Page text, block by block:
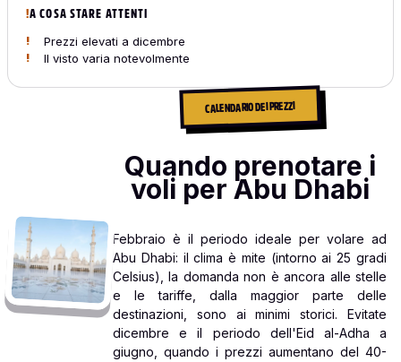
A COSA STARE ATTENTI
Prezzi elevati a dicembre
Il visto varia notevolmente
CALENDARIO DEI PREZZI
Quando prenotare i
voli per Abu Dhabi
Febbraio è il periodo ideale per volare ad
Abu Dhabi: il clima è mite (intorno ai 25 gradi
Celsius), la domanda non è ancora alle stelle
e le tariffe, dalla maggior parte delle
destinazioni, sono ai minimi storici. Evitate
dicembre e il periodo dell'Eid al-Adha a
giugno, quando i prezzi aumentano del 40-